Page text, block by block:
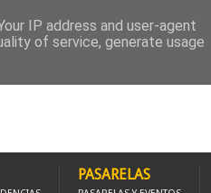
STUDIO SOLICITA REPORTAJE
PASARELAS
IP address and user-agent
of service, generate usage